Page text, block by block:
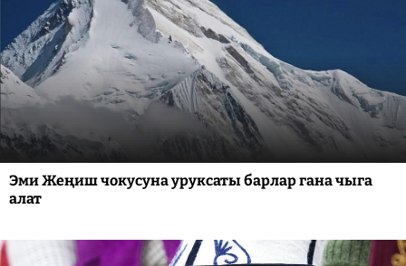
Эми Жеңиш чокусуна уруксаты барлар гана чыга
алат